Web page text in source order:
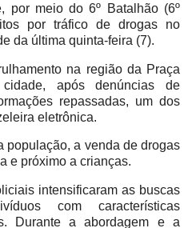
por meio do 6º Batalhão (6º
por tráfico de drogas no
da última quinta-feira (7).
na região da Praça
após denúncias de
repassadas, um dos
eletrônica.
população, a venda de drogas
e próximo a crianças.
intensificaram as buscas
com características
Durante a abordagem e a